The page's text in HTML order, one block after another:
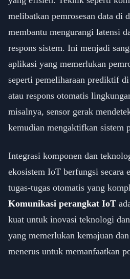
melibatkan pemrosesan data di
membantu mengurangi latensi
respons sistem. Ini menjadi
aplikasi yang memerlukan
seperti pemeliharaan prediktif
atau respons otomatis
misalnya, sensor gerak
kemudian mengaktifkan sistem
Integrasi komponen dan
ekosistem IoT berfungsi secara
tugas-tugas otomatis yang
Komunikasi perangkat IoT
kuat untuk inovasi teknologi
yang memerlukan kemajuan
menerus untuk memanfaatkan